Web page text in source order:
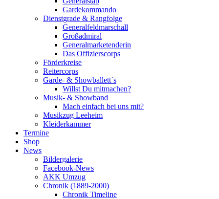
Gardekommando
Dienstgrade & Rangfolge
Generalfeldmarschall
Großadmiral
Generalmarketenderin
Das Offizierscorps
Förderkreise
Reitercorps
Garde- & Showballett`s
Willst Du mitmachen?
Musik- & Showband
Mach einfach bei uns mit?
Musikzug Leeheim
Kleiderkammer
Termine
Shop
News
Bildergalerie
Facebook-News
AKK Umzug
Chronik (1889-2000)
Chronik Timeline